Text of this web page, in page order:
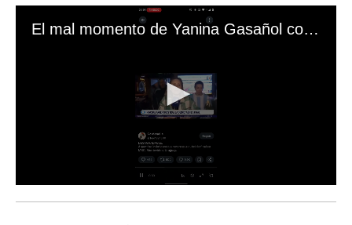
El mal momento de Yanina Gasañol con un hincha argentino en "Subrayado"
s